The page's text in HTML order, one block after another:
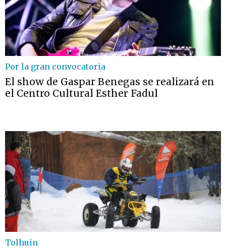
Por la gran convocatoria
El show de Gaspar Benegas se realizará en
el Centro Cultural Esther Fadul
Tolhuin